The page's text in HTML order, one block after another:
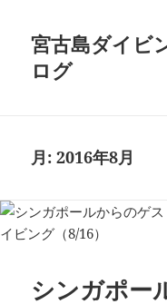
宮古島ダイビ
ログ
月:2016年8月
シンガポー